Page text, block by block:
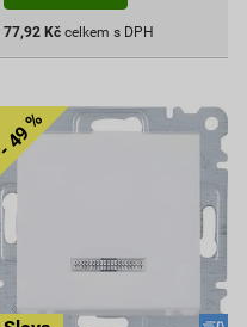
77,92 Kč celkem s DPH